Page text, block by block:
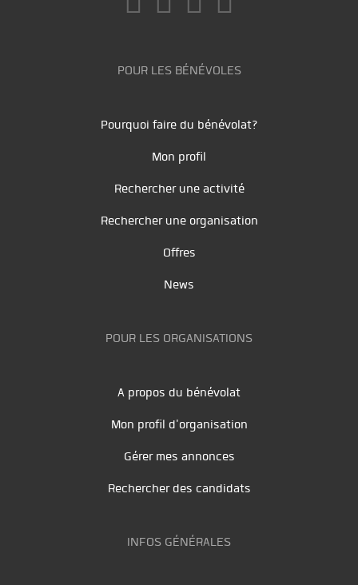
POUR LES BÉNÉVOLES
Pourquoi faire du bénévolat?
Mon profil
Rechercher une activité
Rechercher une organisation
Offres
News
POUR LES ORGANISATIONS
A propos du bénévolat
Mon profil d'organisation
Gérer mes annonces
Rechercher des candidats
INFOS GÉNÉRALES